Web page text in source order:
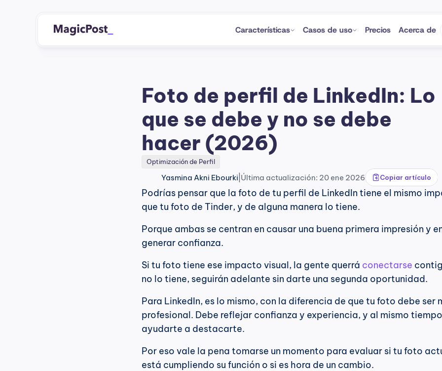
Características Casos de uso Precios Acerca de
Foto de perfil de LinkedIn: Lo
que se debe y no se debe
hacer (2026)
Optimización de Perfil
Yasmina Akni Ebourki Última actualización: 20 ene 2026 Copiar artículo
Podrías pensar que la foto de tu perfil de LinkedIn tiene el mismo
que tu foto de Tinder, y de alguna manera lo tiene.
Porque ambas se centran en causar una buena primera impresión y
generar confianza.
Si tu foto tiene ese impacto visual, la gente querrá conectarse
no lo tiene, seguirán adelante sin darte una segunda oportunidad.
Para LinkedIn, es lo mismo, con la diferencia de que tu foto debe ser
profesional. Debe reflejar confianza y experiencia, y al mismo tiempo
ayudarte a destacarte.
Por eso vale la pena tomarse un momento para evaluar si tu foto
está cumpliendo su función o si es hora de un cambio.